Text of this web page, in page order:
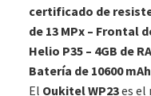
certificado de
de 13 MPx – Frontal
Helio P35 – 4GB de
Batería de 10600
El Oukitel WP23es el